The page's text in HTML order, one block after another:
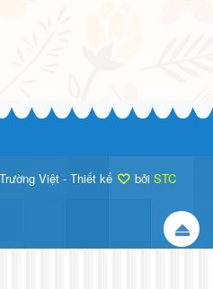
Việt - Thiết kế bởi STC